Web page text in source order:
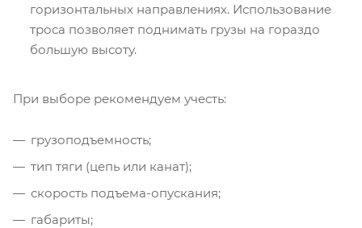
горизонтальных направлениях. Использование
троса позволяет поднимать грузы на гораздо
большую высоту.
При выборе рекомендуем учесть:
грузоподъемность;
тип тяги (цепь или канат);
скорость подъема-опускания;
габариты;